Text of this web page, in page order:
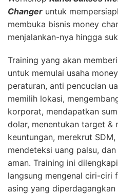
Changer untuk
membuka bisnis money
menjalankan-nya hingga
Training yang akan
untuk memulai usaha
peraturan, anti pencucian
memilih lokasi,
korporat, mendapatkan
dolar, menentukan target &
keuntungan, merekrut
mendeteksi uang palsu,
aman. Training ini
langsung mengenal ciri-ciri
asing yang